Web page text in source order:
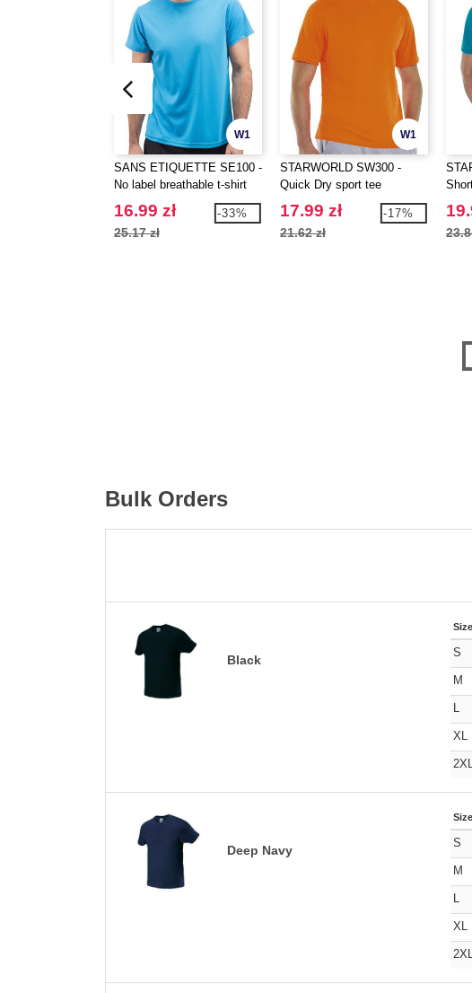
W1
SANS ETIQUETTE SE100 -
No label breathable t-shirt
16.99 zł
25.17 zł
-33%
W1
STARWORLD SW300 -
Quick Dry sport tee
17.99 zł
21.62 zł
-17%
Bulk Orders
Black
Size
S
M
XL
2XL
Deep Navy
Size
S
M
XL
2XL